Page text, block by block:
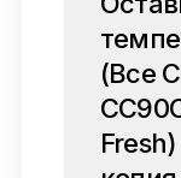
(Все